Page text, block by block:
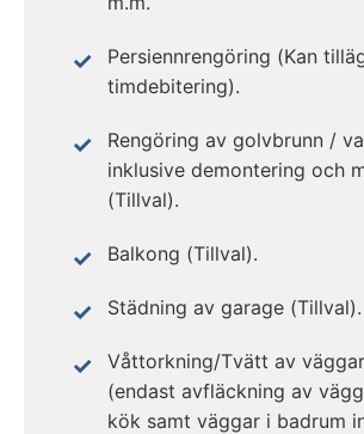
Persiennrengöring (Kan
timdebitering).
Rengöring av golvbrunn /
inklusive demontering och
(Tillval).
Balkong (Tillval).
Städning av garage (Tillval).
Våttorkning/Tvätt av
(endast avfläckning av
kök samt väggar i badrum